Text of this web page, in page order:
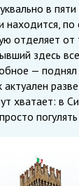
в
и находится,
отделяет от
здесь
—
хватает: в